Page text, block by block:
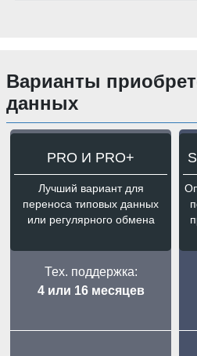
Варианты
данных
PRO И PRO+
Лучший вариант для
переноса типовых данных
или регулярного обмена
Тех. поддержка:
4 или 16 месяцев